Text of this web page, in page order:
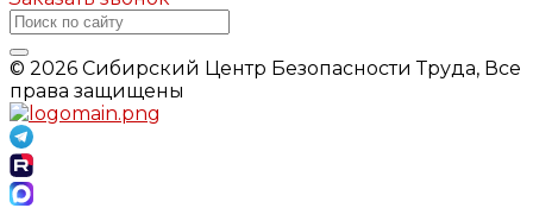
© 2026 Сибирский Центр Безопасности Труда, Все
права защищены